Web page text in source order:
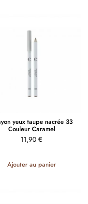
yeux taupe nacrée 33
Couleur Caramel
11,90 €
Ajouter au panier